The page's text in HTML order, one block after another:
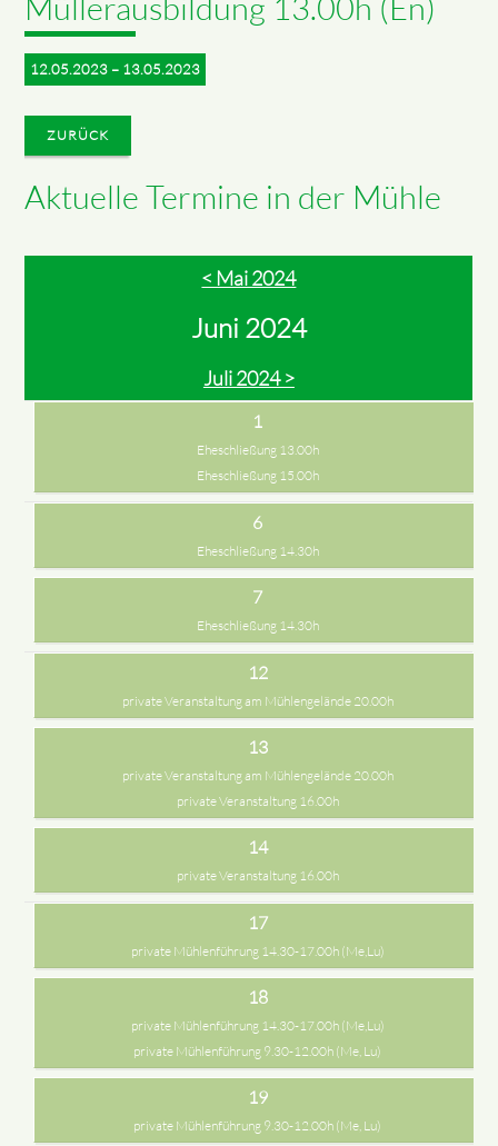
12.05.2023 – 13.05.2023
ZURÜCK
Aktuelle Termine in der Mühle
< Mai 2024
Juni 2024
Juli 2024 >
1
Eheschließung 13.00h
Eheschließung 15.00h
6
Eheschließung 14.30h
7
Eheschließung 14.30h
12
private Veranstaltung am Mühlengelände 20.00h
13
private Veranstaltung am Mühlengelände 20.00h
private Veranstaltung 16.00h
14
private Veranstaltung 16.00h
17
private Mühlenführung 14.30-17.00h (Me,Lu)
18
private Mühlenführung 14.30-17.00h (Me,Lu)
private Mühlenführung 9.30-12.00h (Me, Lu)
19
private Mühlenführung 9.30-12.00h (Me, Lu)